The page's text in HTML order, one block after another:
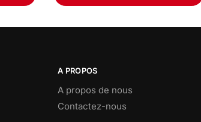
A PROPOS
A propos de nous
Contactez-nous